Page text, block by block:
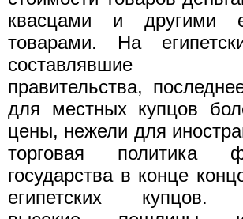
квасцами и другими
товарами. На
составлявшие
правительства,
для местных купцов
цены, нежели для
торговая политика
государства в конце
египетских купцов.